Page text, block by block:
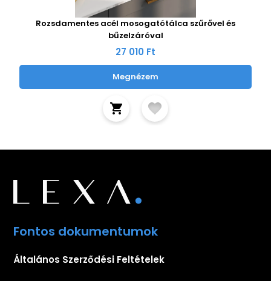
Rozsdamentes acél mosogatótálca szűrővel és
bűzelzáróval
27 010 Ft
Megnézem
Fontos dokumentumok
Általános Szerződési Feltételek